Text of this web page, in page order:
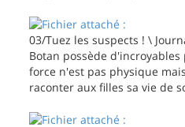
03/Tuez les suspects ! \
Botan possède
force n'est pas physique
raconter aux filles sa vie de